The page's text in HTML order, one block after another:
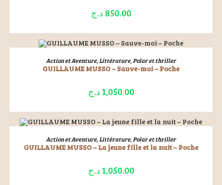
850.00 د.ج
LIRE LA SUITE
Action et Aventure,Littérature,Polar et thriller
GUILLAUME MUSSO – Sauve-moi – Poche
1,050.00 د.ج
LIRE LA SUITE
Action et Aventure,Littérature,Polar et thriller
GUILLAUME MUSSO – La jeune fille et la nuit – Poche
1,050.00 د.ج